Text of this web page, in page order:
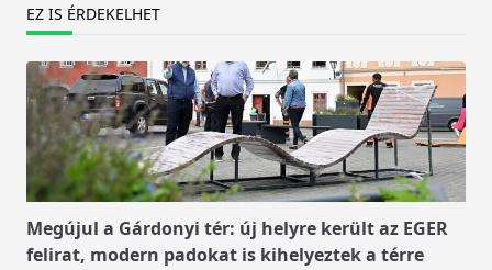
EZ IS ÉRDEKELHET
Megújul a Gárdonyi tér: új helyre került az EGER
felirat, modern padokat is kihelyeztek a térre